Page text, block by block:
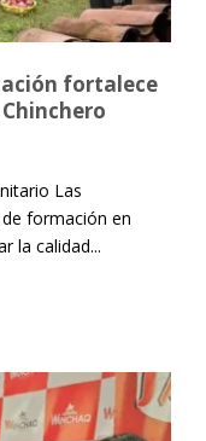
fortalece
Las
formación en
la calidad...